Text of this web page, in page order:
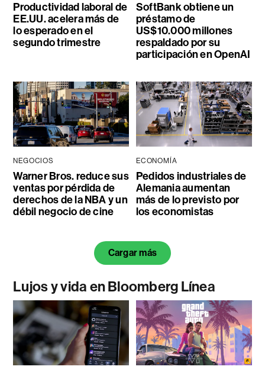
Productividad laboral de
EE.UU. acelera más de
lo esperado en el
segundo trimestre
SoftBank obtiene un
préstamo de
US$10.000 millones
respaldado por su
participación en OpenAI
NEGOCIOS
Warner Bros. reduce sus
ventas por pérdida de
derechos de la NBA y un
débil negocio de cine
ECONOMÍA
Pedidos industriales de
Alemania aumentan
más de lo previsto por
los economistas
Cargar más
Lujos y vida en Bloomberg Línea